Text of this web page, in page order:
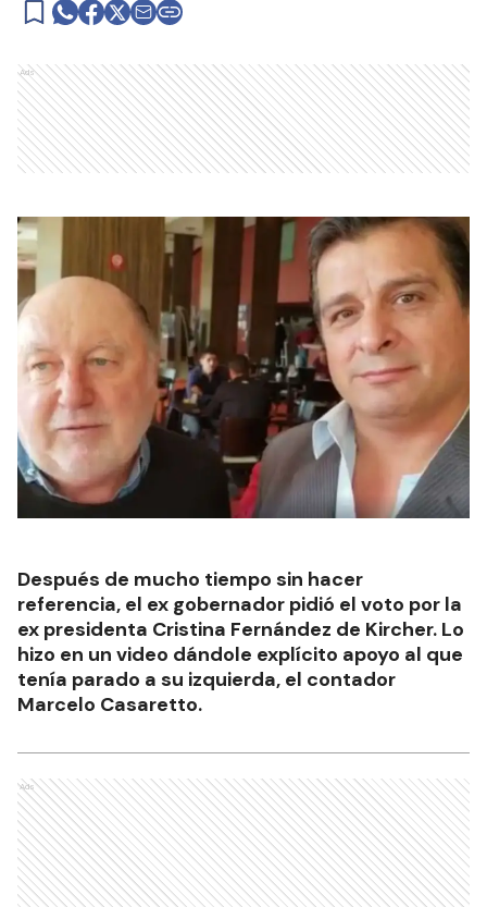
Ads
Después de mucho tiempo sin hacer
referencia, el ex gobernador pidió el voto por la
ex presidenta Cristina Fernández de Kircher. Lo
hizo en un video dándole explícito apoyo al que
tenía parado a su izquierda, el contador
Marcelo Casaretto.
Ads